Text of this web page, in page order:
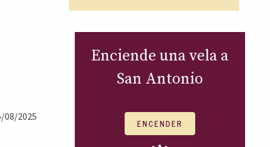
08/2025
Enciende una vela a
San Antonio
ENCENDER